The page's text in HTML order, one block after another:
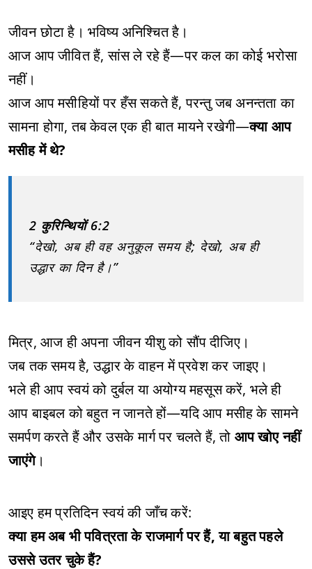
जीवन छोटा है। भविष्य अनिश्चित है।
आज आप जीवित हैं, सांस ले रहे हैं—पर कल का कोई भरोसा
नहीं।
आज आप मसीहियों पर हँस सकते हैं, परन्तु जब अनन्तता का
सामना होगा, तब केवल एक ही बात मायने रखेगी—क्या आप
मसीह में थे?
2 कुरिन्थियों 6:2
“देखो, अब ही वह अनुकूल समय है; देखो, अब ही
उद्धार का दिन है।”
मित्र, आज ही अपना जीवन यीशु को सौंप दीजिए।
जब तक समय है, उद्धार के वाहन में प्रवेश कर जाइए।
भले ही आप स्वयं को दुर्बल या अयोग्य महसूस करें, भले ही
आप बाइबल को बहुत न जानते हों—यदि आप मसीह के सामने
समर्पण करते हैं और उसके मार्ग पर चलते हैं, तो आप खोए नहीं
जाएंगे।
आइए हम प्रतिदिन स्वयं की जाँच करें:
क्या हम अब भी पवित्रता के राजमार्ग पर हैं, या बहुत पहले
उससे उतर चुके हैं?